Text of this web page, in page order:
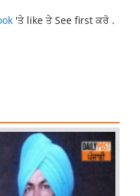
'ਤੇ like ਤੇ See first ਕਰੋ .